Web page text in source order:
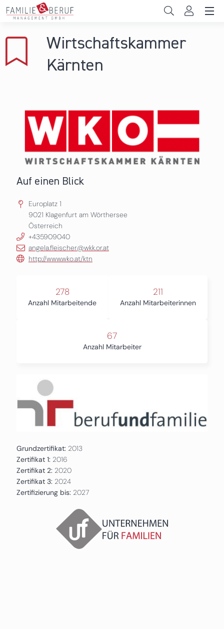
Direkt zum Inhalt
Gemeinden
Das sind wir
Wirtschaftskammer
Kärnten
Auf einen Blick
Europlatz 1
9021 Klagenfurt am Wörthersee
Österreich
+435909040
angela.fleischer@wkk.or.at
http://www.wko.at/ktn
278
Anzahl Mitarbeitende
211
Anzahl Mitarbeiterinnen
67
Anzahl Mitarbeiter
Grundzertifikat: 2013
Zertifikat 1: 2016
Zertifikat 2: 2020
Zertifikat 3: 2024
Zertifizierung bis: 2027